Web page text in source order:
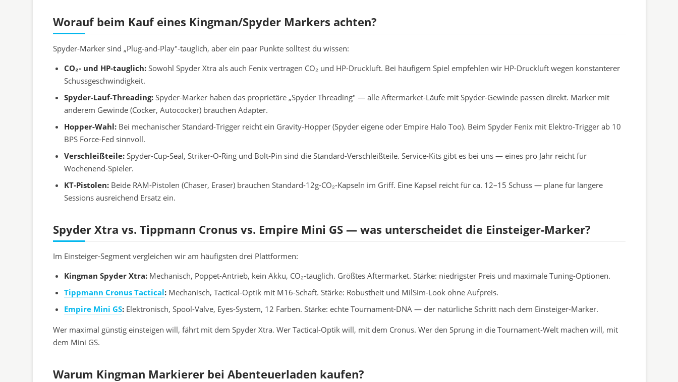
Worauf beim Kauf eines Kingman/Spyder Markers achten?
Spyder-Marker sind „Plug-and-Play"-tauglich, aber ein paar Punkte solltest du wissen:
CO₂- und HP-tauglich:Sowohl Spyder Xtra als auch Fenix vertragen CO₂ und HP-Druckluft. Bei häufigem Spiel empfehlen wir HP-Druckluft wegen konstanterer
Schussgeschwindigkeit.
Spyder-Lauf-Threading:Spyder-Marker haben das proprietäre „Spyder Threading" — alle Aftermarket-Läufe mit Spyder-Gewinde passen direkt. Marker mit
anderem Gewinde (Cocker, Autococker) brauchen Adapter.
Hopper-Wahl:Bei mechanischer Standard-Trigger reicht ein Gravity-Hopper (Spyder eigene oder Empire Halo Too). Beim Spyder Fenix mit Elektro-Trigger ab 10
BPS Force-Fed sinnvoll.
Verschleißteile:Spyder-Cup-Seal, Striker-O-Ring und Bolt-Pin sind die Standard-Verschleißteile. Service-Kits gibt es bei uns — eines pro Jahr reicht für
Wochenend-Spieler.
KT-Pistolen:Beide RAM-Pistolen (Chaser, Eraser) brauchen Standard-12g-CO₂-Kapseln im Griff. Eine Kapsel reicht für ca. 12–15 Schuss — plane für längere
Sessions ausreichend Ersatz ein.
Spyder Xtra vs. Tippmann Cronus vs. Empire Mini GS — was unterscheidet die Einsteiger-Marker?
Im Einsteiger-Segment vergleichen wir am häufigsten drei Plattformen:
Kingman Spyder Xtra:Mechanisch, Poppet-Antrieb, kein Akku, CO₂-tauglich. Größtes Aftermarket. Stärke: niedrigster Preis und maximale Tuning-Optionen.
Tippmann Cronus Tactical:Mechanisch, Tactical-Optik mit M16-Schaft. Stärke: Robustheit und MilSim-Look ohne Aufpreis.
Empire Mini GS:Elektronisch, Spool-Valve, Eyes-System, 12 Farben. Stärke: echte Tournament-DNA — der natürliche Schritt nach dem Einsteiger-Marker.
Wer maximal günstig einsteigen will, fährt mit dem Spyder Xtra. Wer Tactical-Optik will, mit dem Cronus. Wer den Sprung in die Tournament-Welt machen will, mit
dem Mini GS.
Warum Kingman Markierer bei Abenteuerladen kaufen?